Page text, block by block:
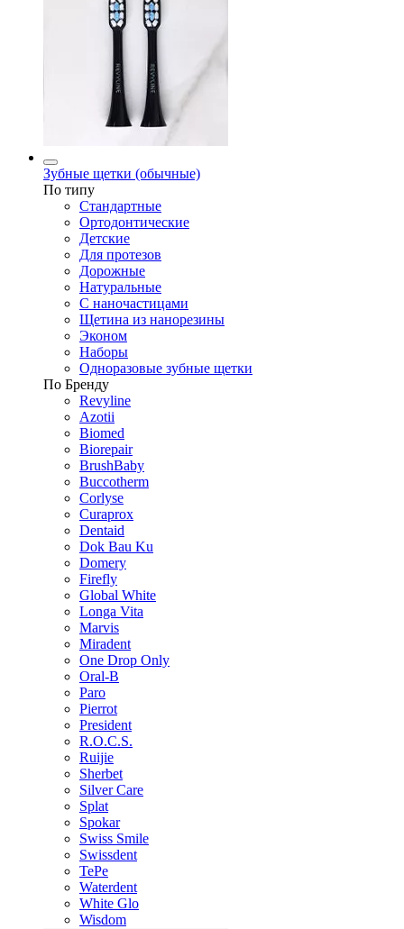
Зубные щетки (обычные)
По типу
Стандартные
Ортодонтические
Детские
Для протезов
Дорожные
Натуральные
С наночастицами
Щетина из нанорезины
Эконом
Наборы
Одноразовые зубные щетки
По Бренду
Revyline
Azotii
Biomed
Biorepair
BrushBaby
Buccotherm
Corlyse
Curaprox
Dentaid
Dok Bau Ku
Domery
Firefly
Global White
Longa Vita
Marvis
Miradent
One Drop Only
Oral-B
Paro
Pierrot
President
R.O.C.S.
Ruijie
Sherbet
Silver Care
Splat
Spokar
Swiss Smile
Swissdent
TePe
Waterdent
White Glo
Wisdom